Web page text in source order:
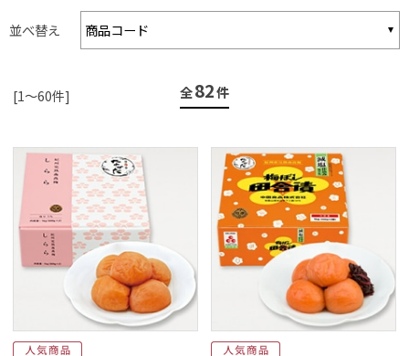
トップページ
初めての方へ ご利用ガイド
配送について ギフトサービス
について
お問い合わせ
並べ替え
[1～60件] 全82件